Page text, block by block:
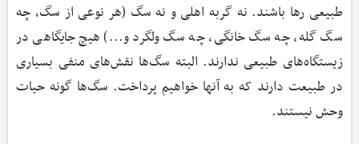
طبیعی رها باشند. نه گربه اهلی و نه سگ (هر نوعی از سگ، چه
سگ گله، چه سگ خانگی، چه سگ ولگرد و...) هیچ جایگاهی در
زیستگاه‌های طبیعی ندارند. البته سگ‌ها نقش‌های منفی بسیاری
در طبیعت دارند که به آنها خواهیم پرداخت. سگ‌ها گونه حیات
وحش نیستند.